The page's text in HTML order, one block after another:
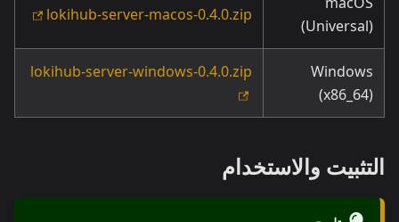
(Universal)
lokihub-server-macos-0.4.0.zip
Windows
(x86_64)
lokihub-server-windows-0.4.0.zip
التثبيت والاستخدام